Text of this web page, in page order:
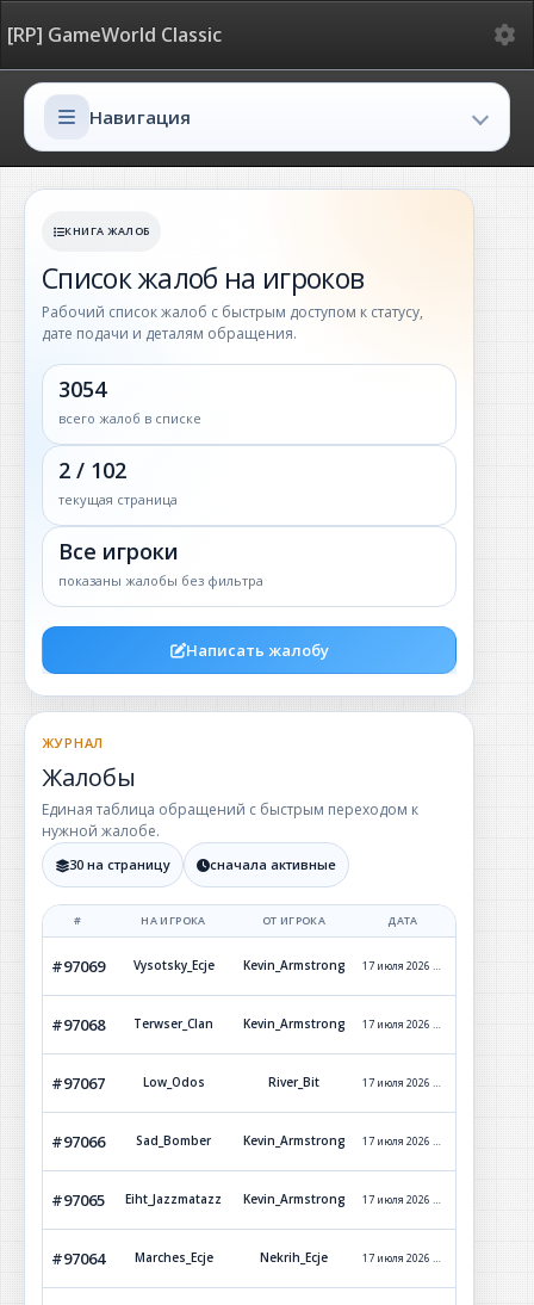
[RP] GameWorld Classic
Навигация
Навигация
КНИГА ЖАЛОБ
Список жалоб на игроков
Рабочий список жалоб с быстрым доступом к статусу,
дате подачи и деталям обращения.
3054
всего жалоб в списке
2 / 102
текущая страница
Все игроки
показаны жалобы без фильтра
Написать жалобу
ЖУРНАЛ
Жалобы
Единая таблица обращений с быстрым переходом к
нужной жалобе.
30 на страницу сначала активные
# НА ИГРОКА ОТ ИГРОКА ДАТА
#97069 Vysotsky_Ecje Kevin_Armstrong 17 июля 2026 г. 22:21
#97068 Terwser_Clan Kevin_Armstrong 17 июля 2026 г. 21:49
#97067 Low_Odos River_Bit 17 июля 2026 г. 21:08
#97066 Sad_Bomber Kevin_Armstrong 17 июля 2026 г. 15:20
#97065 Eiht_Jazzmatazz Kevin_Armstrong 17 июля 2026 г. 9:24
#97064 Marches_Ecje Nekrih_Ecje 17 июля 2026 г. 9:03